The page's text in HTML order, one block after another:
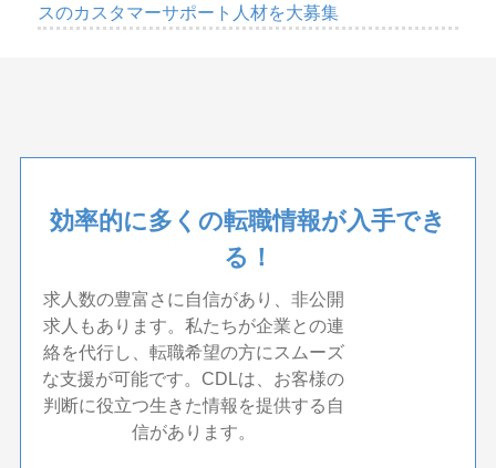
スのカスタマーサポート人材を大募集
効率的に多くの転職情報が入手でき
る！
求人数の豊富さに自信があり、非公開
求人もあります。私たちが企業との連
絡を代行し、転職希望の方にスムーズ
な支援が可能です。CDLは、お客様の
判断に役立つ生きた情報を提供する自
信があります。